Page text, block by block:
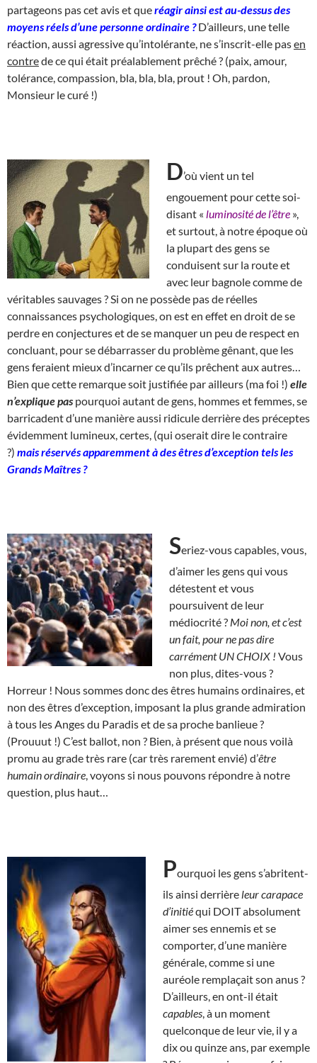
partageons pas cet avis et queréagir ainsi est au-dessus des
moyens réels d’une personne ordinaire ?D’ailleurs, une telle
réaction, aussi agressive qu’intolérante, ne s’inscrit-elle pasen
contrede ce qui était préalablement prêché ? (paix, amour,
tolérance, compassion, bla, bla, bla, prout ! Oh, pardon,
Monsieur le curé !)
D’où vient un tel
engouement pour cette soi-
disant « luminosité de l’être »,
et surtout, à notre époque où
la plupart des gens se
conduisent sur la route et
avec leur bagnole comme de
véritables sauvages ? Si on ne possède pas de réelles
connaissances psychologiques, on est en effet en droit de se
perdre en conjectures et de se manquer un peu de respect en
concluant, pour se débarrasser du problème gênant, que les
gens feraient mieux d’incarner ce qu’ils prêchent aux autres…
Bien que cette remarque soit justifiée par ailleurs (ma foi !) elle
n’explique pas pourquoi autant de gens, hommes et femmes, se
barricadent d’une manière aussi ridicule derrière des préceptes
évidemment lumineux, certes, (qui oserait dire le contraire
?) mais réservés apparemment à des êtres d’exception tels les
Grands Maîtres ?
Seriez-vous capables, vous,
d’aimer les gens qui vous
détestent et vous
poursuivent de leur
médiocrité ? Moi non, et c’est
un fait, pour ne pas dire
carrément UN CHOIX ! Vous
non plus, dites-vous ?
Horreur ! Nous sommes donc des êtres humains ordinaires, et
non des êtres d’exception, imposant la plus grande admiration
à tous les Anges du Paradis et de sa proche banlieue ?
(Prouuut !) C’est ballot, non ? Bien, à présent que nous voilà
promu au grade très rare (car très rarement envié) d’être
humain ordinaire , voyons si nous pouvons répondre à notre
question, plus haut…
Pourquoi les gens s’abritent-
ils ainsi derrière leur carapace
d’initiéqui DOIT absolument
aimer ses ennemis et se
comporter, d’une manière
générale, comme si une
auréole remplaçait son anus ?
D’ailleurs, en ont-il était
capables , à un moment
quelconque de leur vie, il y a
dix ou quinze ans, par exemple